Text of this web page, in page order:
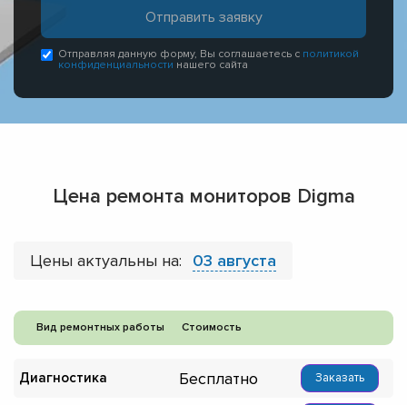
Отправляя данную форму, Вы соглашаетесь с политикой
конфиденциальности нашего сайта
Цена ремонта мониторов Digma
Цены актуальны на: 03 августа
Вид ремонтных работы Стоимость
Диагностика Бесплатно Заказать